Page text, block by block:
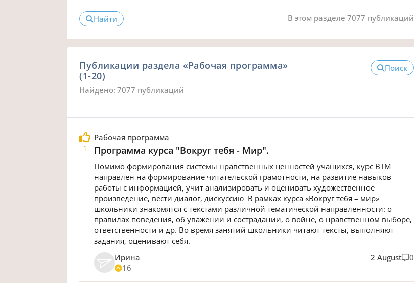
Найти В этом разделе 7077 публикаций
Публикации раздела «Рабочая программа»
(1-20)
Найдено: 7077 публикаций
Поиск
1
Рабочая программа
Программа курса "Вокруг тебя - Мир".
Помимо формирования системы нравственных ценностей учащихся, курс ВТМ
направлен на формирование читательской грамотности, на развитие навыков
работы с информацией, учит анализировать и оценивать художественное
произведение, вести диалог, дискуссию. В рамках курса «Вокруг тебя – мир»
школьники знакомятся с текстами различной тематической направленности: о
правилах поведения, об уважении и сострадании, о войне, о нравственном выборе,
ответственности и др. Во время занятий школьники читают тексты, выполняют
задания, оценивают себя.
Ирина
16
2 August 0